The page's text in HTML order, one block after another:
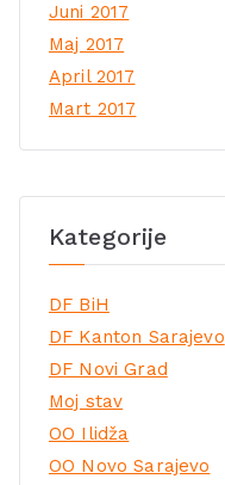
Juni 2017
Maj 2017
April 2017
Mart 2017
Kategorije
DF BiH
DF Kanton Sarajevo
DF Novi Grad
Moj stav
OO Ilidža
OO Novo Sarajevo